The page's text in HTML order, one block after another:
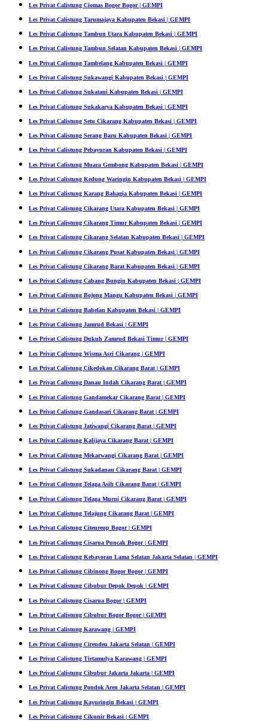
Les Privat Calistung Ciomas Bogor Bogor | GEMPI
Les Privat Calistung Tarumajaya Kabupaten Bekasi | GEMPI
Les Privat Calistung Tambun Utara Kabupaten Bekasi | GEMPI
Les Privat Calistung Tambun Selatan Kabupaten Bekasi | GEMPI
Les Privat Calistung Tambelang Kabupaten Bekasi | GEMPI
Les Privat Calistung Sukawangi Kabupaten Bekasi | GEMPI
Les Privat Calistung Sukatani Kabupaten Bekasi | GEMPI
Les Privat Calistung Sukakarya Kabupaten Bekasi | GEMPI
Les Privat Calistung Setu Cikarang Kabupaten Bekasi | GEMPI
Les Privat Calistung Serang Baru Kabupaten Bekasi | GEMPI
Les Privat Calistung Pebayuran Kabupaten Bekasi | GEMPI
Les Privat Calistung Muara Gembong Kabupaten Bekasi | GEMPI
Les Privat Calistung Kedung Waringin Kabupaten Bekasi | GEMPI
Les Privat Calistung Karang Bahagia Kabupaten Bekasi | GEMPI
Les Privat Calistung Cikarang Utara Kabupaten Bekasi | GEMPI
Les Privat Calistung Cikarang Timur Kabupaten Bekasi | GEMPI
Les Privat Calistung Cikarang Selatan Kabupaten Bekasi | GEMPI
Les Privat Calistung Cikarang Pusat Kabupaten Bekasi | GEMPI
Les Privat Calistung Cikarang Barat Kabupaten Bekasi | GEMPI
Les Privat Calistung Cabang Bungin Kabupaten Bekasi | GEMPI
Les Privat Calistung Bojong Mangu Kabupaten Bekasi | GEMPI
Les Privat Calistung Babelan Kabupaten Bekasi | GEMPI
Les Privat Calistung Jamrud Bekasi | GEMPI
Les Privat Calistung Dukuh Zamrud Bekasi Timur | GEMPI
Les Privat Calistung Wisma Asri Cikarang | GEMPI
Les Privat Calistung Cikedokan Cikarang Barat | GEMPI
Les Privat Calistung Danau Indah Cikarang Barat | GEMPI
Les Privat Calistung Gandamekar Cikarang Barat | GEMPI
Les Privat Calistung Gandasari Cikarang Barat | GEMPI
Les Privat Calistung Jatiwangi Cikarang Barat | GEMPI
Les Privat Calistung Kalijaya Cikarang Barat | GEMPI
Les Privat Calistung Mekarwangi Cikarang Barat | GEMPI
Les Privat Calistung Sukadanau Cikarang Barat | GEMPI
Les Privat Calistung Telaga Asih Cikarang Barat | GEMPI
Les Privat Calistung Telaga Murni Cikarang Barat | GEMPI
Les Privat Calistung Telajung Cikarang Barat | GEMPI
Les Privat Calistung Citeureup Bogor | GEMPI
Les Privat Calistung Cisarua Puncak Bogor | GEMPI
Les Privat Calistung Kebayoran Lama Selatan Jakarta Selatan | GEMPI
Les Privat Calistung Cibinong Bogor Bogor | GEMPI
Les Privat Calistung Cibubur Depok Depok | GEMPI
Les Privat Calistung Cisarua Bogor | GEMPI
Les Privat Calistung Cibubur Bogor Bogor | GEMPI
Les Privat Calistung Karawang | GEMPI
Les Privat Calistung Cirendeu Jakarta Selatan | GEMPI
Les Privat Calistung Tirtamulya Karawang | GEMPI
Les Privat Calistung Cibubur Jakarta Jakarta | GEMPI
Les Privat Calistung Pondok Aren Jakarta Selatan | GEMPI
Les Privat Calistung Kayuringin Bekasi | GEMPI
Les Privat Calistung Cikunir Bekasi | GEMPI